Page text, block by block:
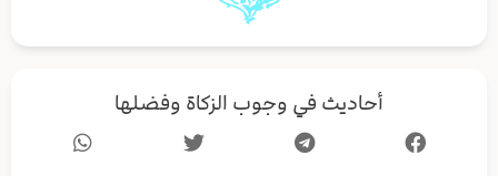
أحاديث في وجوب الزكاة وفضلها